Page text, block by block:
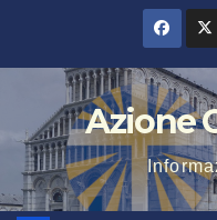
contenuto
Azione